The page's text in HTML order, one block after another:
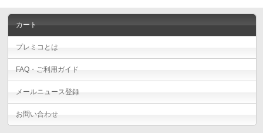
カート
プレミコとは
FAQ・ご利用ガイド
メールニュース登録
お問い合わせ